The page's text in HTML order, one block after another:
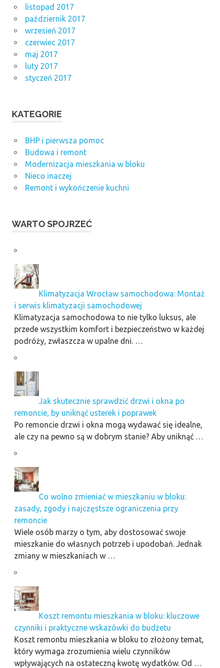
listopad 2017
październik 2017
wrzesień 2017
czerwiec 2017
maj 2017
luty 2017
styczeń 2017
KATEGORIE
BHP i pierwsza pomoc
Budowa i remont
Modernizacja mieszkania w bloku
Nieco inaczej
Remont i wykończenie kuchni
WARTO SPOJRZEĆ
Klimatyzacja Wrocław samochodowa: Montaż
i serwis klimatyzacji samochodowej
Klimatyzacja samochodowa to nie tylko luksus, ale
przede wszystkim komfort i bezpieczeństwo w każdej
podróży, zwłaszcza w upalne dni. …
Jak skutecznie sprawdzić drzwi i okna po
remoncie, by uniknąć usterek i poprawek
Po remoncie drzwi i okna mogą wydawać się idealne,
ale czy na pewno są w dobrym stanie? Aby uniknąć …
Co wolno zmieniać w mieszkaniu w bloku:
zasady, zgody i najczęstsze ograniczenia przy
remoncie
Wiele osób marzy o tym, aby dostosować swoje
mieszkanie do własnych potrzeb i upodobań. Jednak
zmiany w mieszkaniach w …
Koszt remontu mieszkania w bloku: kluczowe
czynniki i praktyczne wskazówki do budżetu
Koszt remontu mieszkania w bloku to złożony temat,
który wymaga zrozumienia wielu czynników
wpływających na ostateczną kwotę wydatków. Od …